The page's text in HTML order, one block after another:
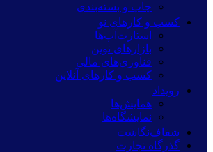
چاپ و بسته‌بندی
کسب و کارهای نو
استارت‌آپ‌ها
بازارهای نوین
فناوری‌های مالی
کسب و کارهای آنلاین
رویداد
همایش‌ها
نمایشگاه‌ها
شفاف‌نگاشت
گذرگاه تجارت